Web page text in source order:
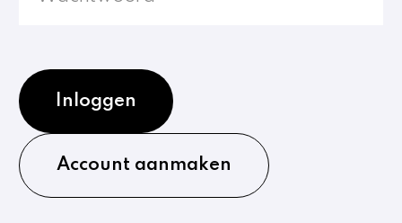
Inloggen
Account aanmaken